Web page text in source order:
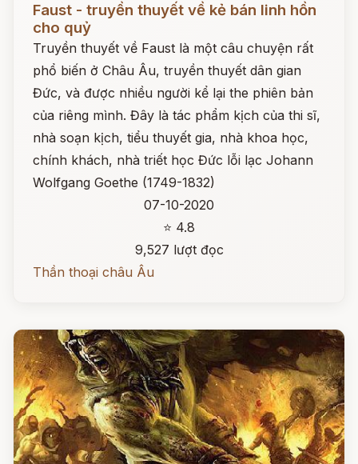
Faust - truyền thuyết về kẻ bán linh hồn
cho quỷ
Truyền thuyết về Faust là một câu chuyện rất
phổ biến ở Châu Âu, truyền thuyết dân gian
Đức, và được nhiều người kể lại the phiên bản
của riêng mình. Đây là tác phẩm kịch của thi sĩ,
nhà soạn kịch, tiểu thuyết gia, nhà khoa học,
chính khách, nhà triết học Đức lỗi lạc Johann
Wolfgang Goethe (1749-1832)
07-10-2020
⭐ 4.8
9,527 lượt đọc
Thần thoại châu Âu